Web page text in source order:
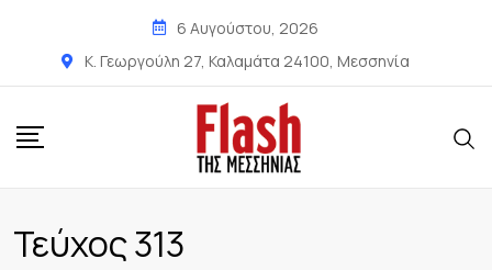
6 Αυγούστου, 2026
Κ. Γεωργούλη 27, Καλαμάτα 24100, Μεσσηνία
Τεύχος 313